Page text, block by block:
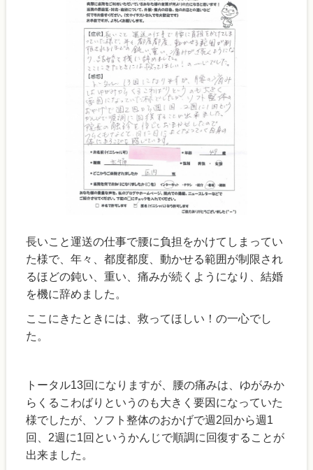
長いこと運送の仕事で腰に負担をかけてしまってい
た様で、年々、都度都度、動かせる範囲が制限され
るほどの鈍い、重い、痛みが続くようになり、結婚
を機に辞めました。
ここにきたときには、救ってほしい！の一心でし
た。
トータル13回になりますが、腰の痛みは、ゆがみか
らくるこわばりというのも大きく要因になっていた
様でしたが、ソフト整体のおかげで週2回から週1
回、2週に1回というかんじで順調に回復することが
出来ました。